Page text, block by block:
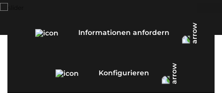
Informationen anfordern
Konfigurieren